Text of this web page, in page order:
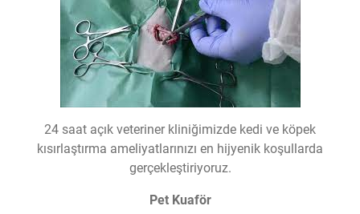
24 saat açık veteriner kliniğimizde kedi ve köpek
kısırlaştırma ameliyatlarınızı en hijyenik koşullarda
gerçekleştiriyoruz.
Pet Kuaför